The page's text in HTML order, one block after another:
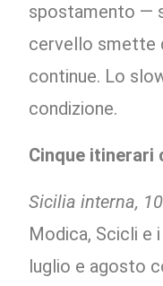
spostamento —
cervello smette
continue. Lo
condizione.
Cinque itinerari
Sicilia interna,
Modica, Scicli e
luglio e agosto